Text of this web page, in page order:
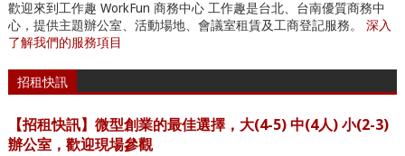
歡迎來到工作趣 WorkFun 商務中心 工作趣是台北、台南優質商務中
心，提供主題辦公室、活動場地、會議室租賃及工商登記服務。 深入
了解我們的服務項目
招租快訊
【招租快訊】微型創業的最佳選擇，大(4-5) 中(4人) 小(2-3)
辦公室，歡迎現場參觀